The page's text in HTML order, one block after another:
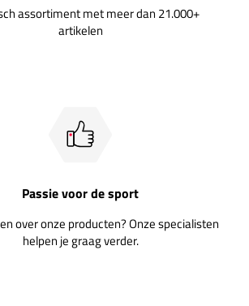
assortiment met meer dan 21.000+
artikelen
Passie voor de sport
over onze producten? Onze specialisten
helpen je graag verder.